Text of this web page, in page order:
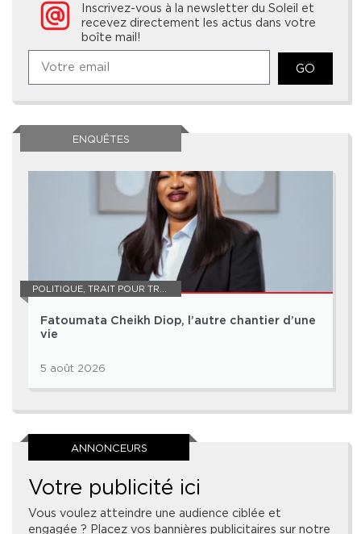
Inscrivez-vous à la newsletter du Soleil et
recevez directement les actus dans votre
boîte mail!
GO
ENQUÊTES
POLITIQUE, TRAIT POUR TRAIT
Fatoumata Cheikh Diop, l’autre chantier d’une
vie
5 août 2026
ANNONCEURS
Votre publicité ici
Vous voulez atteindre une audience ciblée et
engagée ? Placez vos bannières publicitaires sur notre